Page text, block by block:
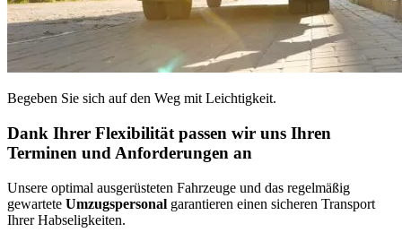
Begeben Sie sich auf den Weg mit Leichtigkeit.
Dank Ihrer Flexibilität passen wir uns Ihren
Terminen und Anforderungen an
Unsere optimal ausgerüsteten Fahrzeuge und das regelmäßig
gewartete Umzugspersonal garantieren einen sicheren Transport
Ihrer Habseligkeiten.